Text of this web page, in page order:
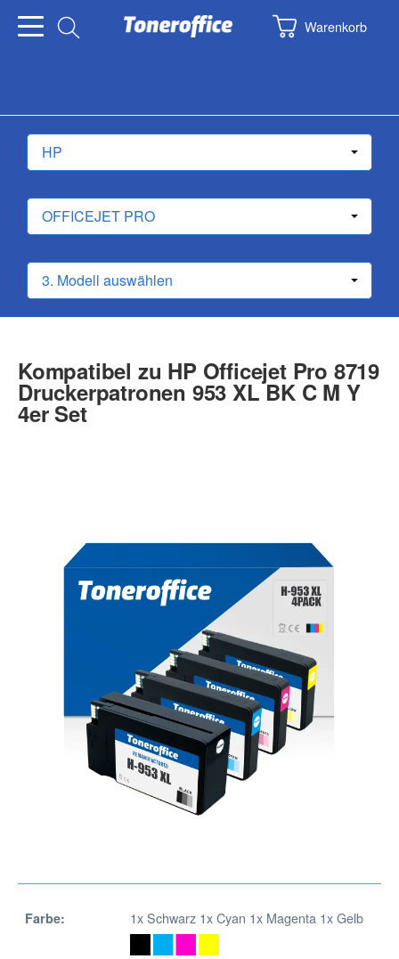
Warenkorb
Kompatibel zu HP Officejet Pro 8719
Druckerpatronen 953 XL BK C M Y
4er Set
Farbe: 1x Schwarz 1x Cyan 1x Magenta 1x Gelb